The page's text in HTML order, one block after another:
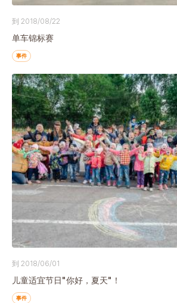
到 2018/08/22
单车锦标赛
事件
到 2018/06/01
儿童适宜节日"你好，夏天"！
事件